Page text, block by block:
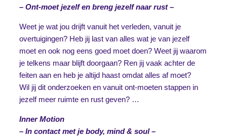
– Ont-moet jezelf en breng jezelf naar rust –
Weet je wat jou drijft vanuit het verleden, vanuit je
overtuigingen? Heb jij last van alles wat je van jezelf
moet en ook nog eens goed moet doen? Weet jij waarom
je telkens maar blijft doorgaan? Ren jij vaak achter de
feiten aan en heb je altijd haast omdat alles af moet?
Wil jij dit onderzoeken en vanuit ont-moeten stappen in
jezelf meer ruimte en rust geven? …
Inner Motion
– In contact met je body, mind & soul –